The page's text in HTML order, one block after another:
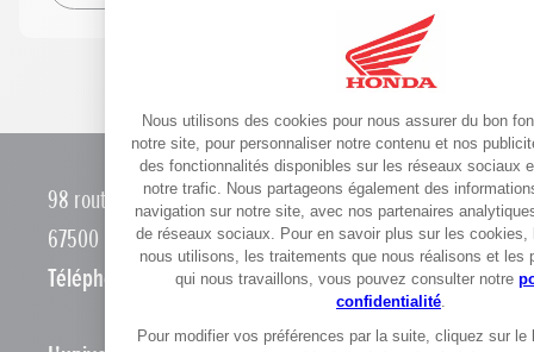
98 route Marienthal
67500 Haguenau
Téléphone :
0388732099